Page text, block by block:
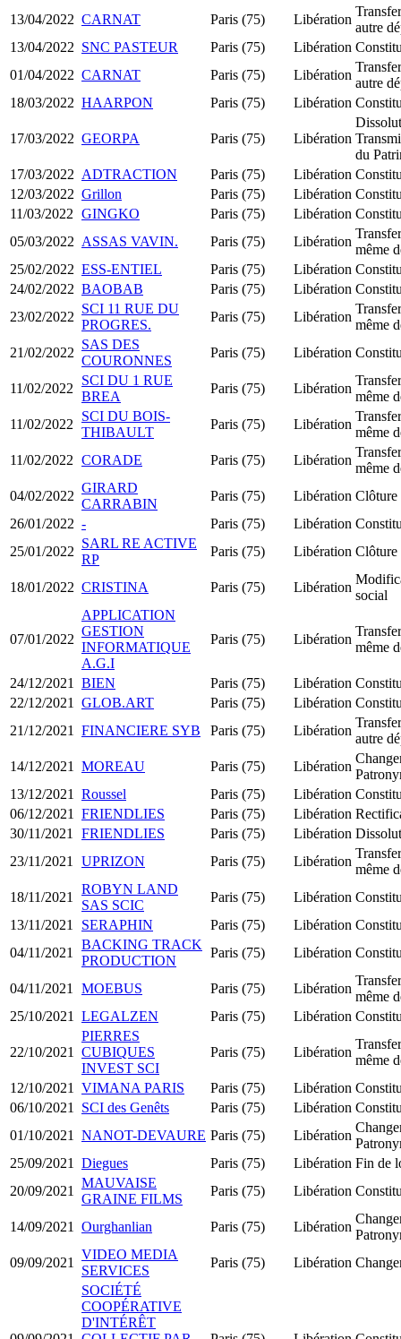
13/04/2022 CARNAT Paris (75) Libération
autre
13/04/2022 SNC PASTEUR Paris (75) Libération
01/04/2022 CARNAT Paris (75) Libération
autre
18/03/2022 HAARPON Paris (75) Libération
17/03/2022 GEORPA Paris (75) Libération
du
17/03/2022 ADTRACTION Paris (75) Libération
12/03/2022 Grillon Paris (75) Libération
11/03/2022 GINGKO Paris (75) Libération
05/03/2022 ASSAS VAVIN. Paris (75) Libération
même
25/02/2022 ESS-ENTIEL Paris (75) Libération
24/02/2022 BAOBAB Paris (75) Libération
23/02/2022
SCI 11 RUE DU
PROGRES.
Paris (75) Libération
même
21/02/2022
SAS DES
COURONNES
Paris (75) Libération
11/02/2022
SCI DU 1 RUE
BREA
Paris (75) Libération
même
11/02/2022
SCI DU BOIS-
THIBAULT
Paris (75) Libération
même
11/02/2022 CORADE Paris (75) Libération
même
04/02/2022
GIRARD
CARRABIN
Paris (75) Libération Clôture
26/01/2022 - Paris (75) Libération
25/01/2022
SARL RE ACTIVE
RP
Paris (75) Libération Clôture
18/01/2022 CRISTINA Paris (75) Libération
social
07/01/2022
APPLICATION
GESTION
INFORMATIQUE
A.G.I
Paris (75) Libération
même
24/12/2021 BIEN Paris (75) Libération
22/12/2021
GLOB.ART Paris (75) Libération
21/12/2021
FINANCIERE SYB Paris (75) Libération
autre
14/12/2021
MOREAU Paris (75) Libération
13/12/2021
Roussel Paris (75) Libération
06/12/2021
FRIENDLIES Paris (75) Libération
30/11/2021
FRIENDLIES Paris (75) Libération
23/11/2021
UPRIZON Paris (75) Libération
même
18/11/2021
ROBYN LAND
SAS SCIC
Paris (75) Libération
13/11/2021
SERAPHIN Paris (75) Libération
04/11/2021
BACKING TRACK
PRODUCTION
Paris (75) Libération
04/11/2021 MOEBUS Paris (75) Libération
même
25/10/2021
LEGALZEN Paris (75) Libération
22/10/2021
PIERRES
CUBIQUES
INVEST SCI
Paris (75) Libération
même
12/10/2021
VIMANA PARIS Paris (75) Libération
06/10/2021
SCI des Genêts Paris (75) Libération
01/10/2021
NANOT-DEVAURE Paris (75) Libération
25/09/2021
Diegues Paris (75) Libération Fin de
20/09/2021
MAUVAISE
GRAINE FILMS
Paris (75) Libération
14/09/2021 Ourghanlian Paris (75) Libération
09/09/2021
VIDEO MEDIA
SERVICES
Paris (75) Libération
SOCIÉTÉ
COOPÉRATIVE
D'INTÉRÊT